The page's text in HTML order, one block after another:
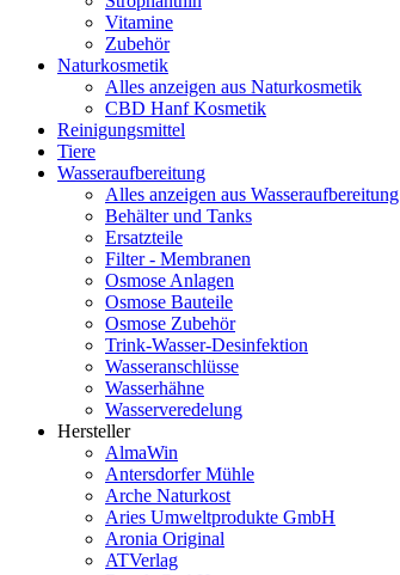
Vitamine
Zubehör
Naturkosmetik
Alles anzeigen aus Naturkosmetik
CBD Hanf Kosmetik
Reinigungsmittel
Tiere
Wasseraufbereitung
Alles anzeigen aus Wasseraufbereitung
Behälter und Tanks
Ersatzteile
Filter - Membranen
Osmose Anlagen
Osmose Bauteile
Osmose Zubehör
Trink-Wasser-Desinfektion
Wasseranschlüsse
Wasserhähne
Wasserveredelung
Hersteller
AlmaWin
Antersdorfer Mühle
Arche Naturkost
Aries Umweltprodukte GmbH
Aronia Original
ATVerlag